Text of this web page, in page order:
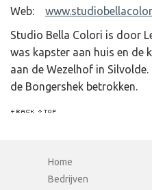
Web:
Studio Bella Colori is door
was kapster aan huis en de
aan de Wezelhof in
de Bongershek betrokken.
Home
Bedrijven